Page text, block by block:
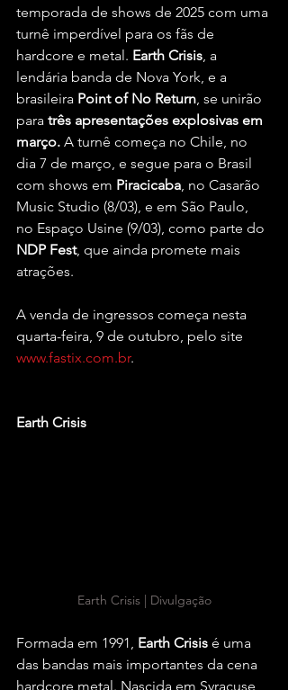
temporada de shows de 2025 com uma
turnê imperdível para os fãs de
hardcore e metal. Earth Crisis, a
lendária banda de Nova York, e a
brasileira Point of No Return, se unirão
para três apresentações explosivas em
março. A turnê começa no Chile, no
dia 7 de março, e segue para o Brasil
com shows em Piracicaba, no Casarão
Music Studio (8/03), e em São Paulo,
no Espaço Usine (9/03), como parte do
NDP Fest, que ainda promete mais
atrações.
A venda de ingressos começa nesta
quarta-feira, 9 de outubro, pelo site
www.fastix.com.br.
Earth Crisis
Earth Crisis | Divulgação
Formada em 1991, Earth Crisis é uma
das bandas mais importantes da cena
hardcore metal. Nascida em Syracuse,